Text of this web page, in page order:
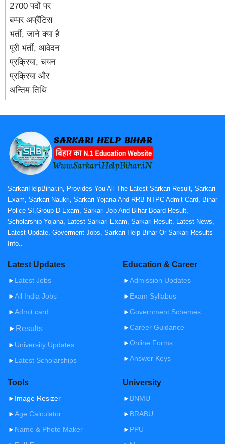
2700 पदों पर
बम्पर अप्रैंटिस
भर्ती, जाने क्या है
पूरी भर्ती, आवेदन
प्रक्रिया, चयन
प्रक्रिया और
अन्तिम तिथि
SarkariHelpBihar.in, Provides You All The Latest Sarkari Result, Sarkari
Exam, Sarkari Naukri, Sarkari Yojana And RRB NTPC Admit Card, Bihar
Police SI,Group D Exam, Sarkari Job And Bihar Board Result,
Scholarship Yojana, Latest Sarkari Exam, Sarkari Result, Latest News,
Latest Update, Goverment Jobs, Sarkari Help Bihar Or Sarkari Results
Info..
Latest Updates
Latest Jobs
All India Jobs
Admit card
Results
University Updates
Latest Scholarships
Education & Career
Admission Updates
Exam Syllabus
Government Schemes
Career Guidance
Online Forms
Answer Keys
Tools
Image Resizer
Age Calculator
Name & Photo Maker
University
BNMU
BRABU
PPU